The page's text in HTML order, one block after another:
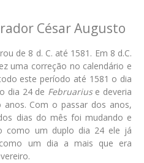
César Augusto
de 8 d. C. até 1581. Em 8 d.C.
uma correção no calendário e
este período até 1581 o dia
dia 24 de Februariuse deveria
Com o passar dos anos,
dias do mês foi mudando e
como um duplo dia 24 ele já
um dia a mais que era